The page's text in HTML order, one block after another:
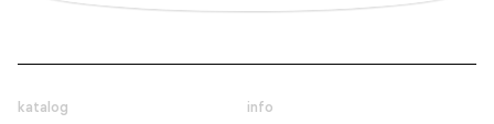
katalog
info